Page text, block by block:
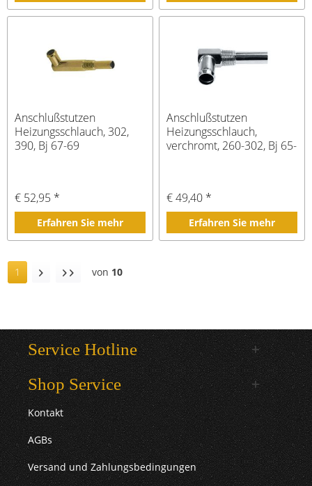
Anschlußstutzen
Heizungsschlauch, 302,
390, Bj 67-69
€ 52,95 *
Erfahren Sie mehr
Anschlußstutzen
Heizungsschlauch,
verchromt, 260-302, Bj 65-
€ 49,40 *
Erfahren Sie mehr
1 von 10
Service Hotline
Shop Service
Kontakt
AGBs
Versand und Zahlungsbedingungen